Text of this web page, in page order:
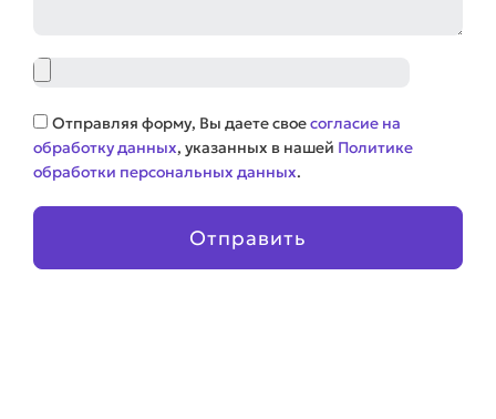
Файл
Соглашение
Отправляя форму, Вы даете своесогласие на
обработку данных, указанных в нашей Политике
обработки персональных данных.
Отправить